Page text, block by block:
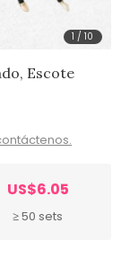
1 /10
Escote
US$6.05
≥ 50 sets